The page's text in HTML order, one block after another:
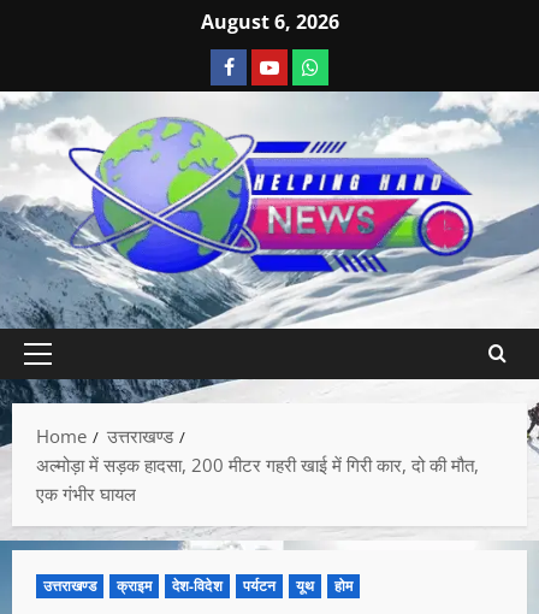
August 6, 2026
Home
उत्तराखण्ड
अल्मोड़ा में सड़क हादसा, 200 मीटर गहरी खाई में गिरी कार, दो की मौत,
एक गंभीर घायल
उत्तराखण्ड क्राइम देश-विदेश पर्यटन यूथ होम